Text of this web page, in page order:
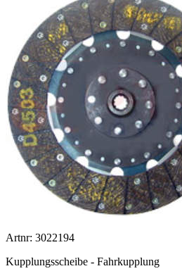
Artnr: 3022194
Kupplungsscheibe - Fahrkupplung